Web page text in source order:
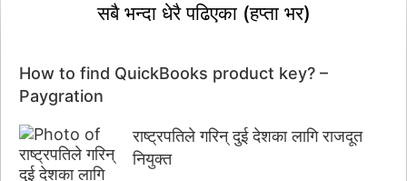
सबै भन्दा धेरै पढिएका (हप्ता भर)
How to find QuickBooks product key? –
Paygration
राष्ट्रपतिले गरिन् दुई देशका लागि राजदूत
नियुक्त